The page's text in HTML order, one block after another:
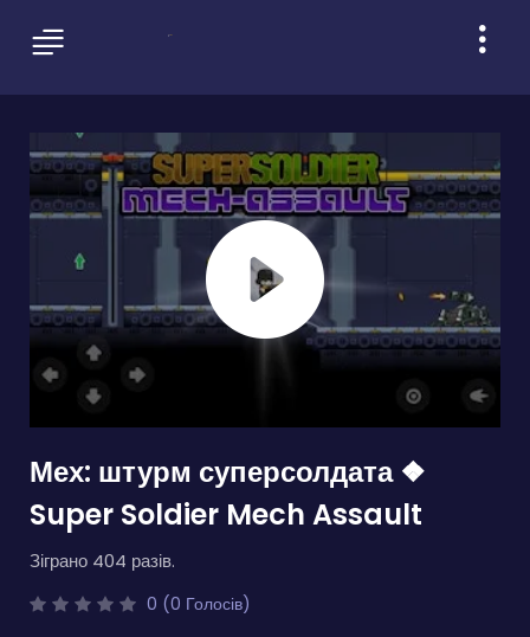
Мех: штурм суперсолдата ❖
Super Soldier Mech Assault
Зіграно 404 разів.
0 (0 Голосів)